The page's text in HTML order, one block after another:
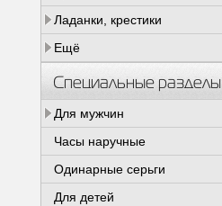
Ладанки, крестики
Ещё
Специальные разделы
Для мужчин
Часы наручные
Одинарные серьги
Для детей